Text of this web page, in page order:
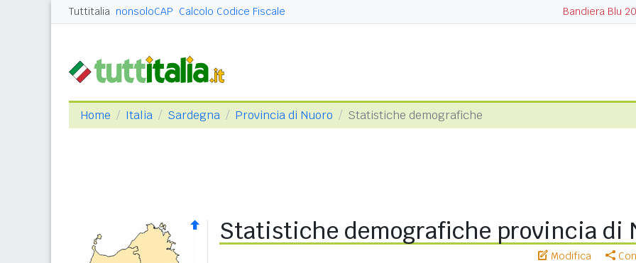
Tuttitalia nonsoloCAP Calcolo Codice Fiscale Bandiera Blu
Home Italia Sardegna Provincia di Nuoro Statistiche demografiche
Statistiche demografiche provincia di
Modifica